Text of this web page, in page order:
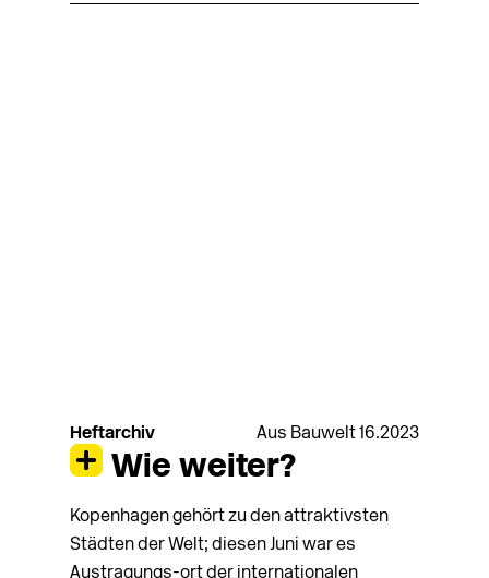
Heftarchiv Aus Bauwelt 16.2023
Wie weiter?
Kopenhagen gehört zu den attraktivsten
Städten der Welt; diesen Juni war es
Austragungs­-ort der internationalen